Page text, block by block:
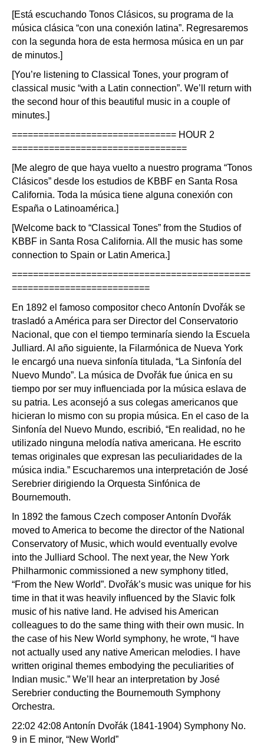
[Está escuchando Tonos Clásicos, su programa de la
música clásica “con una conexión latina”. Regresaremos
con la segunda hora de esta hermosa música en un par
de minutos.]
[You’re listening to Classical Tones, your program of
classical music “with a Latin connection”. We’ll return with
the second hour of this beautiful music in a couple of
minutes.]
=============================== HOUR 2
=================================
[Me alegro de que haya vuelto a nuestro programa “Tonos
Clásicos” desde los estudios de KBBF en Santa Rosa
California. Toda la música tiene alguna conexión con
España o Latinoamérica.]
[Welcome back to “Classical Tones” from the Studios of
KBBF in Santa Rosa California. All the music has some
connection to Spain or Latin America.]
=============================================
==========================
En 1892 el famoso compositor checo Antonín Dvořák se
trasladó a América para ser Director del Conservatorio
Nacional, que con el tiempo terminaría siendo la Escuela
Julliard. Al año siguiente, la Filarmónica de Nueva York
le encargó una nueva sinfonía titulada, “La Sinfonía del
Nuevo Mundo”. La música de Dvořák fue única en su
tiempo por ser muy influenciada por la música eslava de
su patria. Les aconsejó a sus colegas americanos que
hicieran lo mismo con su propia música. En el caso de la
Sinfonía del Nuevo Mundo, escribió, “En realidad, no he
utilizado ninguna melodía nativa americana. He escrito
temas originales que expresan las peculiaridades de la
música india.” Escucharemos una interpretación de José
Serebrier dirigiendo la Orquesta Sinfónica de
Bournemouth.
In 1892 the famous Czech composer Antonín Dvořák
moved to America to become the director of the National
Conservatory of Music, which would eventually evolve
into the Julliard School. The next year, the New York
Philharmonic commissioned a new symphony titled,
“From the New World”. Dvořák’s music was unique for his
time in that it was heavily influenced by the Slavic folk
music of his native land. He advised his American
colleagues to do the same thing with their own music. In
the case of his New World symphony, he wrote, “I have
not actually used any native American melodies. I have
written original themes embodying the peculiarities of
Indian music.” We’ll hear an interpretation by José
Serebrier conducting the Bournemouth Symphony
Orchestra.
22:02 42:08 Antonín Dvořák (1841-1904) Symphony No.
9 in E minor, “New World”